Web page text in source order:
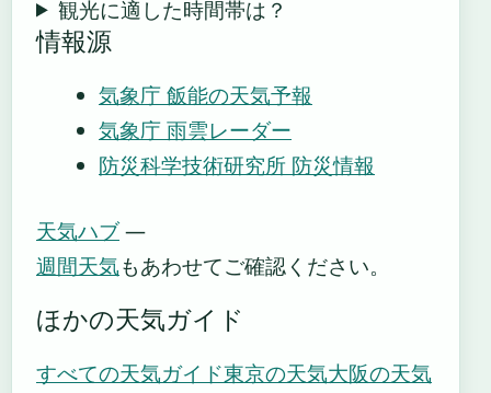
観光に適した時間帯は？
情報源
気象庁 飯能の天気予報
気象庁 雨雲レーダー
防災科学技術研究所 防災情報
天気ハブ—
週間天気もあわせてご確認ください。
ほかの天気ガイド
すべての天気ガイド東京の天気大阪の天気